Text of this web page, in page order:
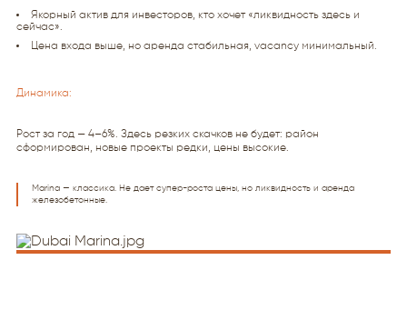
Якорный актив для инвесторов, кто хочет «ликвидность здесь и
сейчас».
Цена входа выше, но аренда стабильная, vacancy минимальный.
Динамика:
Рост за год — 4–6%. Здесь резких скачков не будет: район
сформирован, новые проекты редки, цены высокие.
Marina — классика. Не даeт супер-роста цены, но ликвидность и аренда
железобетонные.